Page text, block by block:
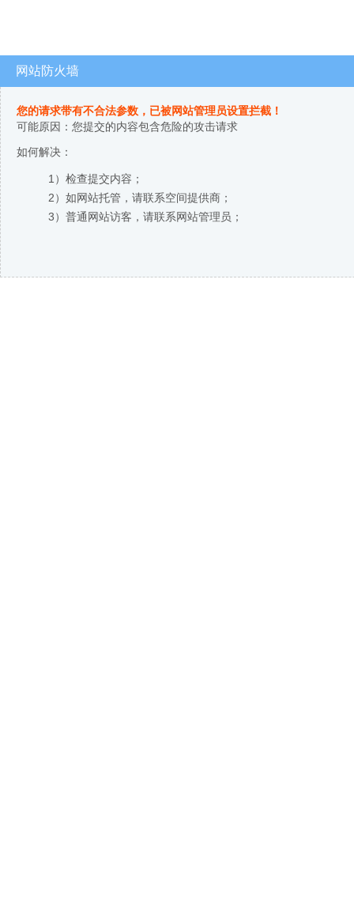
网站防火墙
您的请求带有不合法参数，已被网站管理员设置拦截！
可能原因：您提交的内容包含危险的攻击请求
如何解决：
1）检查提交内容；
2）如网站托管，请联系空间提供商；
3）普通网站访客，请联系网站管理员；